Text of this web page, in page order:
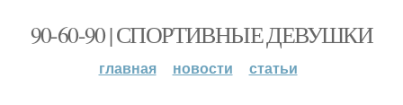
90-60-90 | СПОРТИВНЫЕ ДЕВУШКИ
главная новости статьи